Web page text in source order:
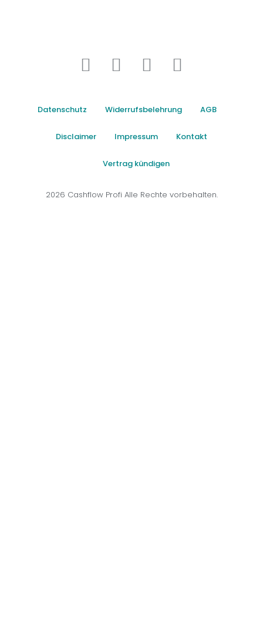
Datenschutz Widerrufsbelehrung AGB
Disclaimer Impressum Kontakt
Vertrag kündigen
2026 Cashflow Profi Alle Rechte vorbehalten.